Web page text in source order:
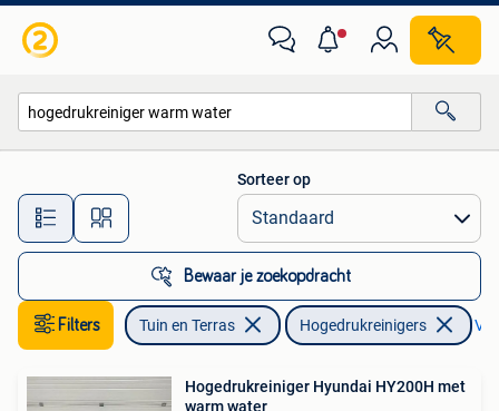
Alle afstanden…
Sorteer op
Bewaar je zoekopdracht
Filters Tuin en Terras Hogedrukreinigers
Hogedrukreiniger Hyundai HY200H met
warm water